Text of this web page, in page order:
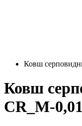
Ковш
Ковш
СR_M-